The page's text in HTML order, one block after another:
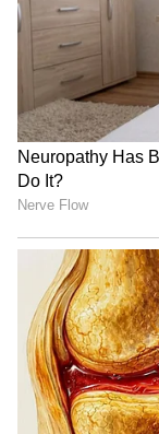
ವಿಮಾನದ ರೆಕ್ಕೆ ಮೇಲೆ
ಹಾರಿದ 97 ವರ್ಷದ
ಬೆರಗುಗೊಳಿಸೋ
LATEST VIDEOS
"ರಾಜಕೀಯ
ಕನಕೋತ್ಸವದಲ್ಲಿ
Shetty speech
ಶೇ.50 ರಿಂದ
ಟ್ರಂಪ್
Trade Deal |